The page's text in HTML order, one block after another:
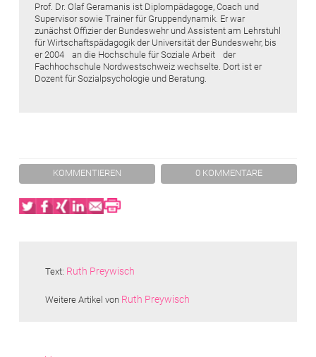
Prof. Dr. Olaf Geramanis ist Diplompädagoge, Coach und
Supervisor sowie Trainer für Gruppendynamik. Er war
zunächst Offizier der Bundeswehr und Assistent am Lehrstuhl
für Wirtschaftspädagogik der Universität der Bundeswehr, bis
er 2004 an die Hochschule für Soziale Arbeit der
Fachhochschule Nordwestschweiz wechselte. Dort ist er
Dozent für Sozialpsychologie und Beratung.
KOMMENTIEREN 0 KOMMENTARE
Twitter
Facebook
XING
LinkedIn
Email
Print
Text: Ruth Preywisch
Weitere Artikel von Ruth Preywisch